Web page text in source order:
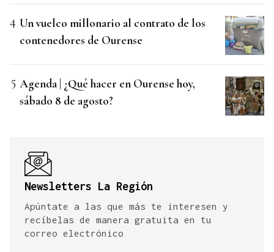
Un vuelco millonario al contrato de los
contenedores de Ourense
Agenda | ¿Qué hacer en Ourense hoy,
sábado 8 de agosto?
Newsletters La Región
Apúntate a las que más te interesen y
recíbelas de manera gratuita en tu
correo electrónico